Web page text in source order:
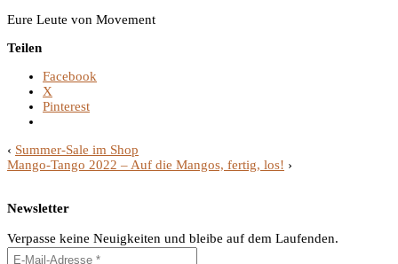
Eure Leute von Movement
Teilen
Facebook
X
Pinterest
‹ Summer-Sale im Shop
Mango-Tango 2022 – Auf die Mangos, fertig, los! ›
Newsletter
Verpasse keine Neuigkeiten und bleibe auf dem Laufenden.